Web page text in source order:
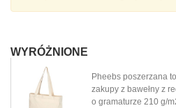
WYRÓŻNIONE
Pheebs poszerzana
zakupy z bawełny z
o gramaturze 210 g/